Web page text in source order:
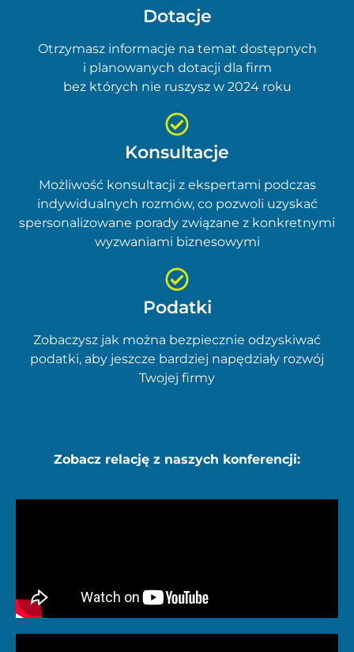
Dotacje
Otrzymasz informacje na temat dostępnych
i planowanych dotacji dla firm
bez których nie ruszysz w 2024 roku
Konsultacje
Możliwość konsultacji z ekspertami podczas
indywidualnych rozmów, co pozwoli uzyskać
spersonalizowane porady związane z konkretnymi
wyzwaniami biznesowymi
Podatki
Zobaczysz jak można bezpiecznie odzyskiwać
podatki, aby jeszcze bardziej napędziały rozwój
Twojej firmy
Zobacz relację z naszych konferencji: